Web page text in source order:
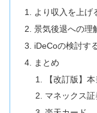
より収入を上げ
景気後退への理
iDeCoの検討す
まとめ
【改訂版】
マネックス証